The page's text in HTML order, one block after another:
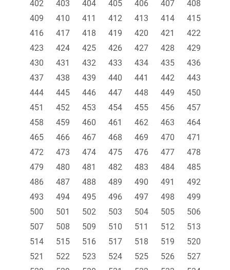
402
403 404 405 406 407
408
409
410 411 412 413 414
415
416
417 418 419 420 421
422
423
424 425 426 427 428
429
430
431 432 433 434 435
436
437
438 439 440 441 442
443
444
445 446 447 448 449
450
451
452 453 454 455 456
457
458
459 460 461 462 463
464
465
466 467 468 469 470
471
472
473 474 475 476 477
478
479
480 481 482 483 484
485
486
487 488 489 490 491
492
493
494 495 496 497 498
499
500
501 502 503 504 505
506
507
508 509 510 511 512
513
514
515 516 517 518 519
520
521
522 523 524 525 526
527